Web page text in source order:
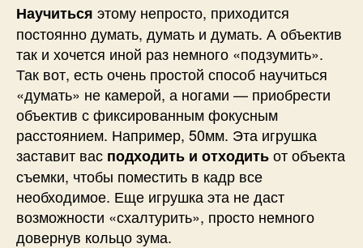
Научиться этому непросто, приходится
постоянно думать, думать и думать. А объектив
так и хочется иной раз немного «подзумить».
Так вот, есть очень простой способ научиться
«думать» не камерой, а ногами — приобрести
объектив с фиксированным фокусным
расстоянием. Например, 50мм. Эта игрушка
заставит вас подходить и отходитьот объекта
съемки, чтобы поместить в кадр все
необходимое. Еще игрушка эта не даст
возможности «схалтурить», просто немного
довернув кольцо зума.